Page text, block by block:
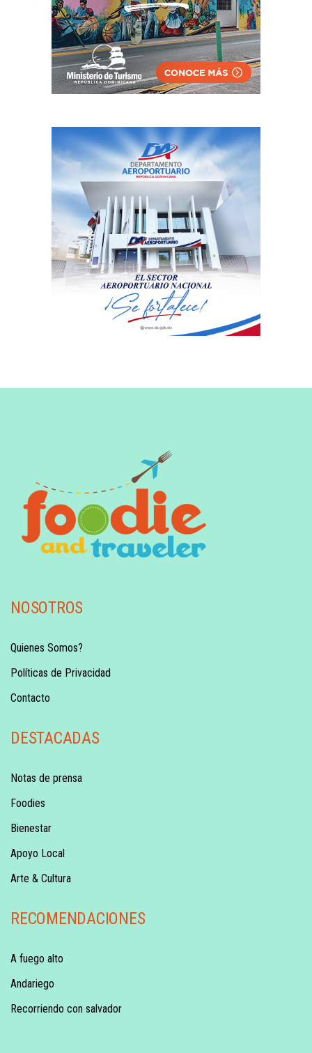
NOSOTROS
Quienes Somos?
Políticas de Privacidad
Contacto
DESTACADAS
Notas de prensa
Foodies
Bienestar
Apoyo Local
Arte & Cultura
RECOMENDACIONES
A fuego alto
Andariego
Recorriendo con salvador